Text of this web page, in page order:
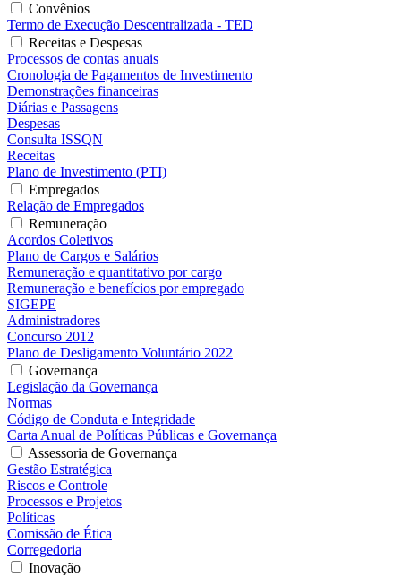
Convênios
Termo de Execução Descentralizada - TED
Receitas e Despesas
Processos de contas anuais
Cronologia de Pagamentos de Investimento
Demonstrações financeiras
Diárias e Passagens
Despesas
Consulta ISSQN
Receitas
Plano de Investimento (PTI)
Empregados
Relação de Empregados
Remuneração
Acordos Coletivos
Plano de Cargos e Salários
Remuneração e quantitativo por cargo
Remuneração e benefícios por empregado
SIGEPE
Administradores
Concurso 2012
Plano de Desligamento Voluntário 2022
Governança
Legislação da Governança
Normas
Código de Conduta e Integridade
Carta Anual de Políticas Públicas e Governança
Assessoria de Governança
Gestão Estratégica
Riscos e Controle
Processos e Projetos
Políticas
Comissão de Ética
Corregedoria
Inovação